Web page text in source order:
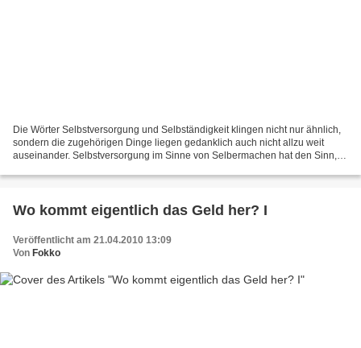
Die Wörter Selbstversorgung und Selbständigkeit klingen nicht nur ähnlich,
sondern die zugehörigen Dinge liegen gedanklich auch nicht allzu weit
auseinander. Selbstversorgung im Sinne von Selbermachen hat den Sinn,
Wo kommt eigentlich das Geld her? I
Veröffentlicht am 21.04.2010 13:09
Von Fokko